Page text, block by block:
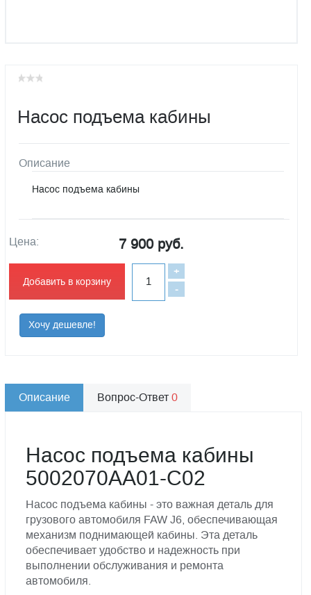
Насос подъема кабины
Описание
Насос подъема кабины
Цена: 7 900 руб.
Добавить в корзину
-
+
Хочу дешевле!
Описание Вопрос-Ответ0
Насос подъема кабины
5002070AA01-C02
Насос подъема кабины - это важная деталь для
грузового автомобиля FAW J6, обеспечивающая
механизм поднимающей кабины. Эта деталь
обеспечивает удобство и надежность при
выполнении обслуживания и ремонта
автомобиля.